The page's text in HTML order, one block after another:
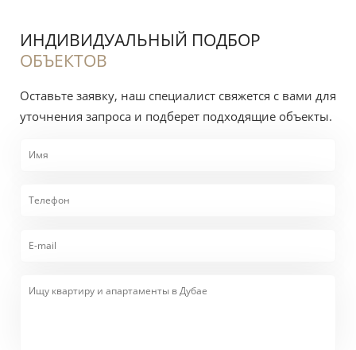
ИНДИВИДУАЛЬНЫЙ ПОДБОР
ОБЪЕКТОВ
Оставьте заявку, наш специалист свяжется с вами для
уточнения запроса и подберет подходящие объекты.